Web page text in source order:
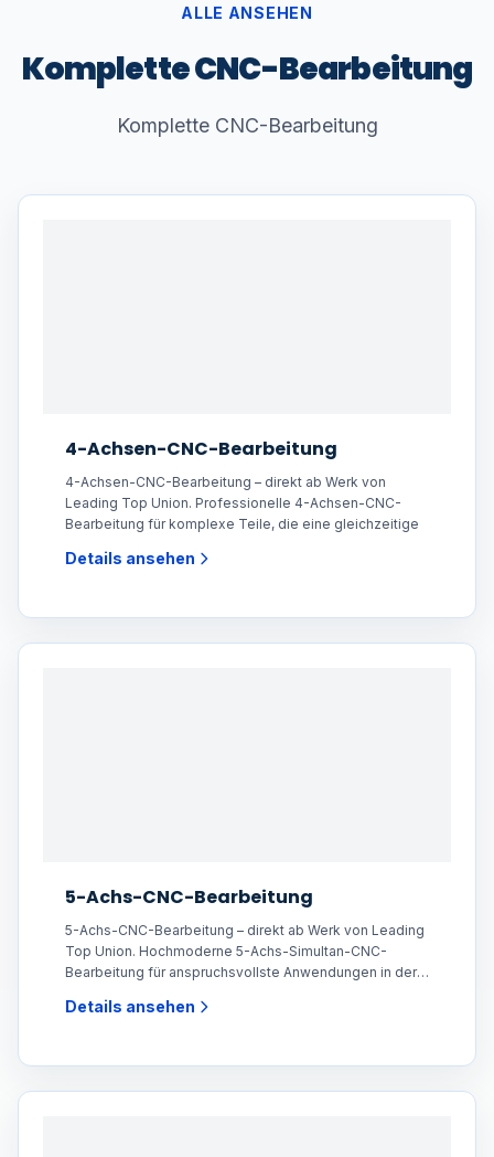
ALLE ANSEHEN
Komplette CNC-Bearbeitung
Komplette CNC-Bearbeitung
4-Achsen-CNC-Bearbeitung
4-Achsen-CNC-Bearbeitung – direkt ab Werk von
Leading Top Union. Professionelle 4-Achsen-CNC-
Bearbeitung für komplexe Teile, die eine gleichzeitige
Details ansehen
5-Achs-CNC-Bearbeitung
5-Achs-CNC-Bearbeitung – direkt ab Werk von Leading
Top Union. Hochmoderne 5-Achs-Simultan-CNC-
Bearbeitung für anspruchsvollste Anwendungen in der
Details ansehen